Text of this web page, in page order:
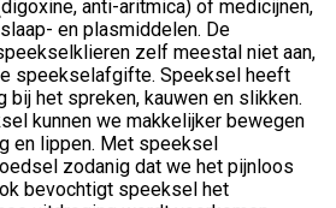
anti-aritmica) of medicijnen,
en plasmiddelen. De
zelf meestal niet aan,
speekselafgifte. Speeksel heeft
bij het spreken, kauwen en slikken.
kunnen we makkelijker bewegen
en lippen. Met speeksel
zodanig dat we het pijnloos
bevochtigt speeksel het